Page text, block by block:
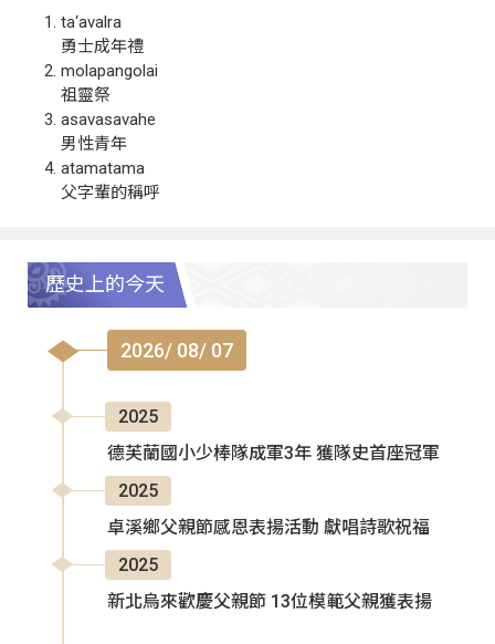
ta‘avalra
勇士成年禮
molapangolai
祖靈祭
asavasavahe
男性青年
atamatama
父字輩的稱呼
歷史上的今天
2026/ 08/ 07
2025
德芙蘭國小少棒隊成軍3年 獲隊史首座冠軍
2025
卓溪鄉父親節感恩表揚活動 獻唱詩歌祝福
2025
新北烏來歡慶父親節 13位模範父親獲表揚